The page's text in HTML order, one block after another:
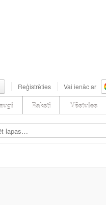
Reģistrēties Vai ienāc ar
Raksti Vēstules